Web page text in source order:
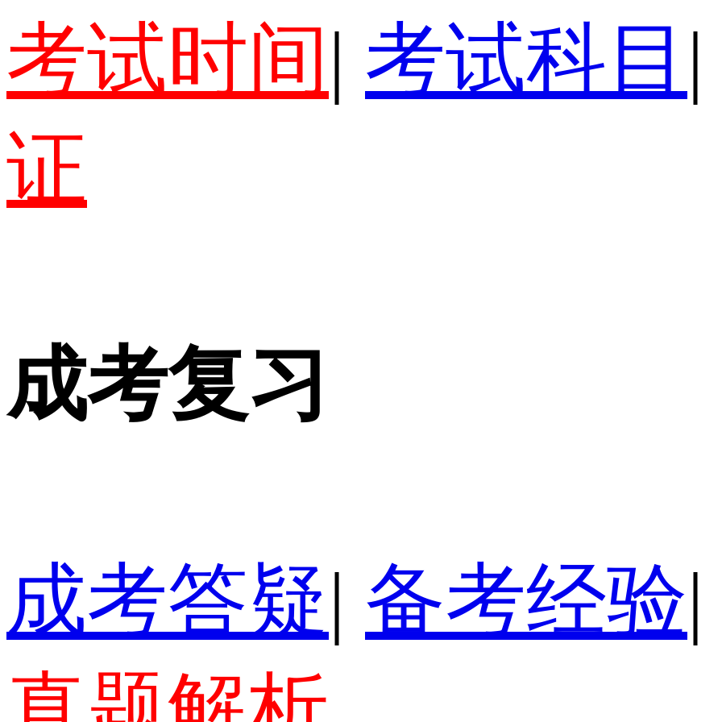
考试时间 | 考试科目 |
证
成考复习
成考答疑| 备考经验|